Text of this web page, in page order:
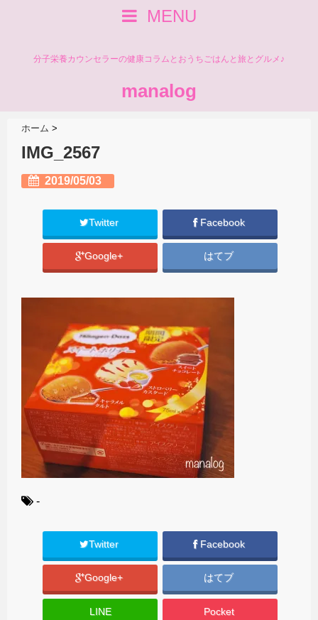
MENU
分子栄養カウンセラーの健康コラムとおうちごはんと旅とグルメ♪
manalog
ホーム >
IMG_2567
2019/05/03
Twitter Facebook
Google+ はてブ
-
Twitter Facebook
Google+ はてブ
LINE Pocket